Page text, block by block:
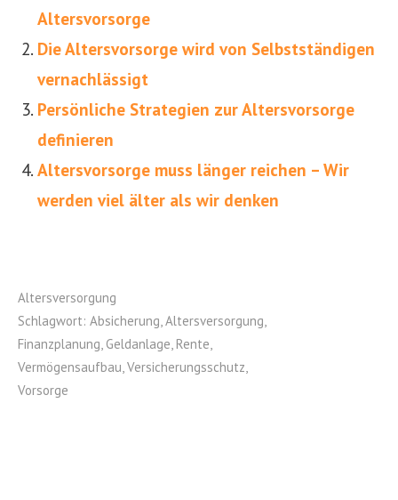
Altersvorsorge
Die Altersvorsorge wird von Selbstständigen
vernachlässigt
Persönliche Strategien zur Altersvorsorge
definieren
Altersvorsorge muss länger reichen – Wir
werden viel älter als wir denken
Altersversorgung
Schlagwort: Absicherung,Altersversorgung,
Finanzplanung, Geldanlage, Rente,
Vermögensaufbau,Versicherungsschutz,
Vorsorge